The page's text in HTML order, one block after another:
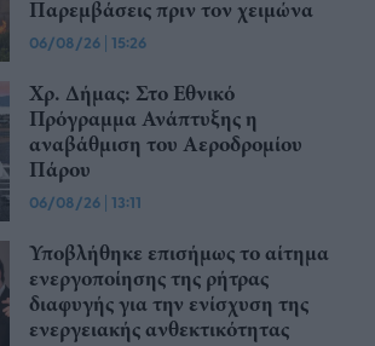
Παρεμβάσεις πριν τον χειμώνα
06/08/26 | 15:26
Χρ. Δήμας: Στο Εθνικό
Πρόγραμμα Ανάπτυξης η
αναβάθμιση του Αεροδρομίου
Πάρου
06/08/26 | 13:11
Υποβλήθηκε επισήμως το αίτημα
ενεργοποίησης της ρήτρας
διαφυγής για την ενίσχυση της
ενεργειακής ανθεκτικότητας